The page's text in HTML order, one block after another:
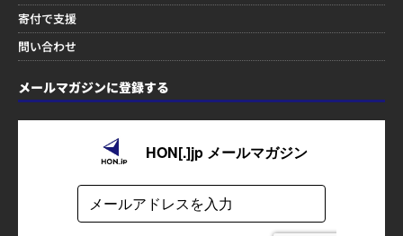
寄付で支援
問い合わせ
メールマガジンに登録する